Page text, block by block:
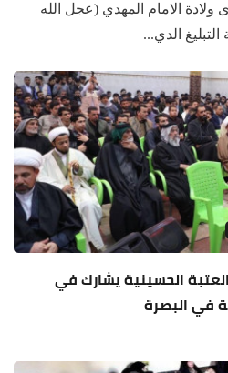
ولادة الامام المهدي (عجل الله
الدي...
الحسينية يشارك في
في البصرة